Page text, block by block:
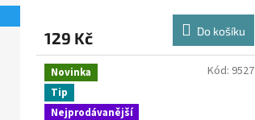
129 Kč Do košíku
Novinka
Tip
Nejprodávanější
Kód: 9527